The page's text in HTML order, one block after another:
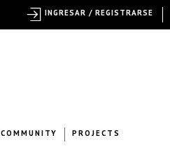
COMMUNITY PROJECTS
INGRESAR / REGISTRARSE